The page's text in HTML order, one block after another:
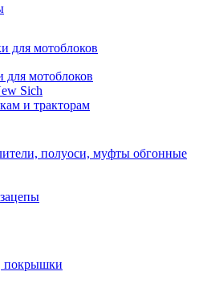
для мотоблоков
для мотоблоков
Sich
и тракторам
полуоси, муфты обгонные